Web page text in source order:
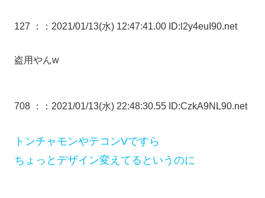
127 ： ：2021/01/13(水) 12:47:41.00 ID:l2y4euI90.net
盗用やんw
708 ： ：2021/01/13(水) 22:48:30.55 ID:CzkA9NL90.net
トンチャモンやテコンVですら
ちょっとデザイン変えてるというのに